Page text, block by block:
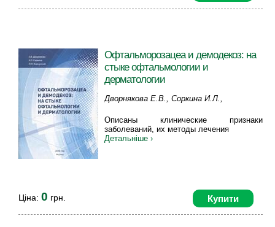
Офтальморозацеа и демодекоз: на
стыке офтальмологии и
дерматологии
Дворнякова Е.В., Соркина И.Л.,
Описаны клинические признаки
заболеваний, их методы лечения
Детальніше ›
Купити
Ціна: 0 грн.